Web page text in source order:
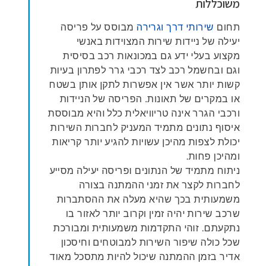
משוכללות
תחום שירותי דרך וגרירה מבוסס על פריסה
יעילה של ניידות שירות המצוידות באנשי
מקצוע בעלי ידע גם במכונאות רכב בסיסית
וגם ובחשמל רכב לצד רכבי גרר לפתרון בעיות
קשות יותר אשר אין אפשרות לתקן אותן בשטח
או במקרים של תאונות. הפריסה של הניידות
ורכבי הגרר אינה טריוויאלית כלל והיא מבוססת
איסוף נתונים מתמיד המעניק לחברות השירות
יכולת לצפות מהיכן עשויות להגיע יותר קריאות
ומהיכן פחות.
ניתוח מתמיד של הנתונים ופריסה יעילה מסייע
לחברות לקצר את זמני ההמתנה בצורה
משמעותית בכך שהיא מעלה את ההסתברות
שרכב שירות יהיה זמין וקרוב יותר לאזור בו
נתקעתם. זוהי התקדמות משמעותית ומבורכת
שכל כולה שיפור השירות למבוטחים וחיסכון
אדיר בזמן ההמתנה שיכול להיות מתסכל מאוד